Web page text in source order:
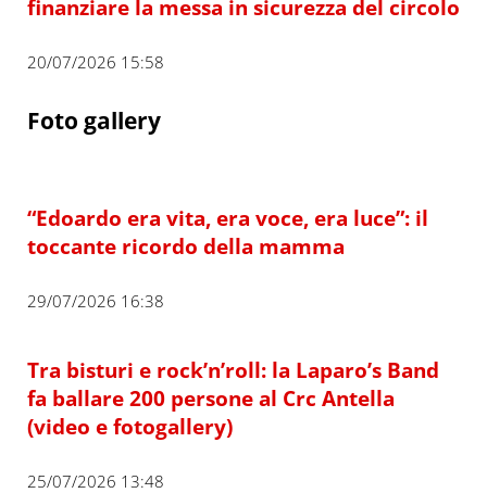
finanziare la messa in sicurezza del circolo
20/07/2026 15:58
Foto gallery
“Edoardo era vita, era voce, era luce”: il
toccante ricordo della mamma
29/07/2026 16:38
Tra bisturi e rock’n’roll: la Laparo’s Band
fa ballare 200 persone al Crc Antella
(video e fotogallery)
25/07/2026 13:48